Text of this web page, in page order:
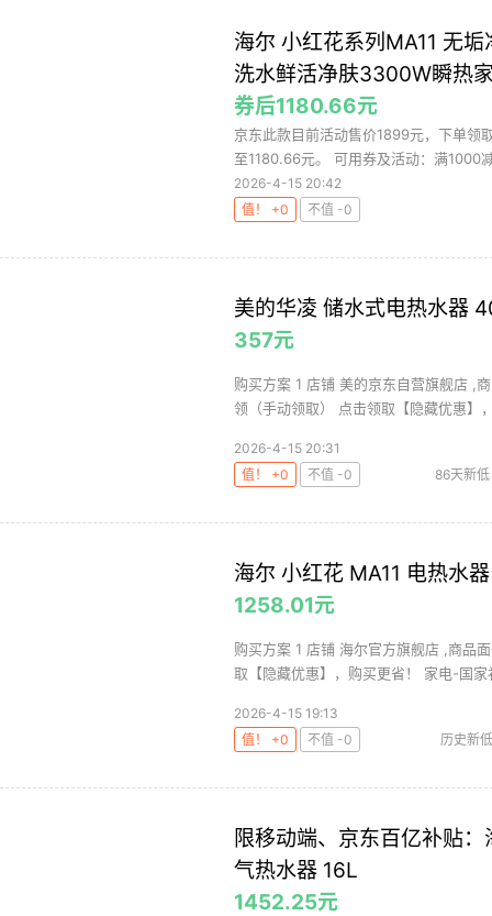
海尔 小红花系列MA11 无
洗水鲜活净肤3300W瞬热
券后1180.66元
京东此款目前活动售价1899元，下单领
至1180.66元。 可用券及活动：满1000
2026-4-15 20:42
值！ +0
不值 -0
美的华凌 储水式电热水器
357元
购买方案 1 店铺 美的京东自营旗舰店 ,
领（手动领取） 点击领取【隐藏优惠】
2026-4-15 20:31
值！ +0
不值 -0 86天新低
海尔 小红花 MA11 电热水
1258.01元
购买方案 1 店铺 海尔官方旗舰店 ,商品
取【隐藏优惠】，购买更省！ 家电-国家
2026-4-15 19:13
值！ +0
不值 -0 历史新低
限移动端、京东百亿补贴
气热水器 16L
1452.25元